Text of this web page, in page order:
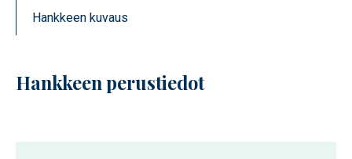
Hankkeen kuvaus
Hankkeen perustiedot